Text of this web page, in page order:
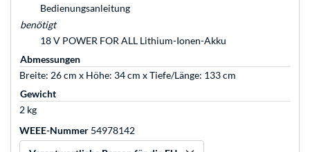
Bedienungsanleitung
benötigt
18 V POWER FOR ALL Lithium-Ionen-Akku
Abmessungen
Breite: 26 cm x Höhe: 34 cm x Tiefe/Länge: 133 cm
Gewicht
2 kg
WEEE-Nummer 54978142